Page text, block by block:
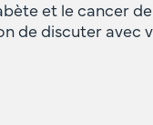
et le cancer
de discuter avec